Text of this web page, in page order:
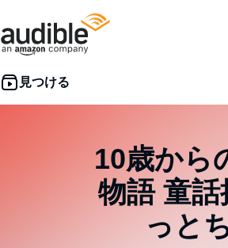
10歳から
物語 童
っと